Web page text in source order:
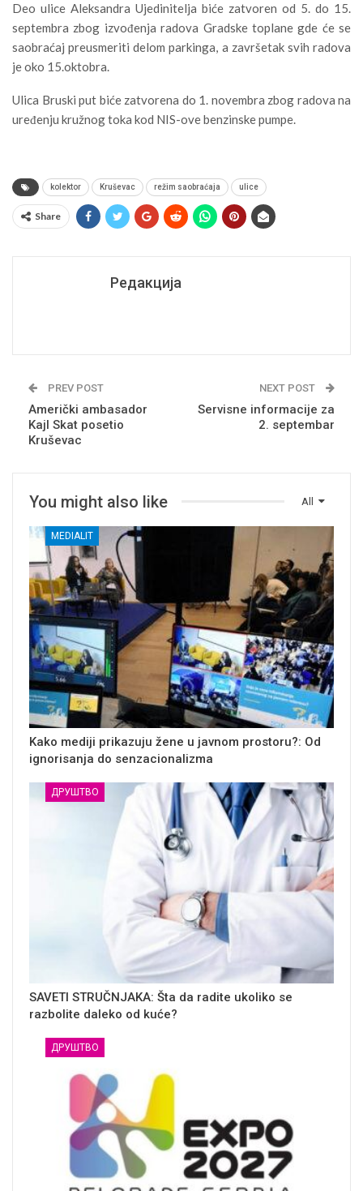
Deo ulice Aleksandra Ujedinitelja biće zatvoren od 5. do 15.
septembra zbog izvođenja radova Gradske toplane gde će se
saobraćaj preusmeriti delom parkinga, a završetak svih radova
je oko 15.oktobra.
Ulica Bruski put biće zatvorena do 1. novembra zbog radova na
uređenju kružnog toka kod NIS-ove benzinske pumpe.
kolektor Kruševac režim saobraćaja ulice
Share
Редакција
PREV POST
Američki ambasador
Kajl Skat posetio
Kruševac
NEXT POST
Servisne informacije za
2. septembar
All
You might also like
MEDIALIT
Kako mediji prikazuju žene u javnom prostoru?: Od
ignorisanja do senzacionalizma
ДРУШТВО
SAVETI STRUČNJAKA: Šta da radite ukoliko se
razbolite daleko od kuće?
ДРУШТВО